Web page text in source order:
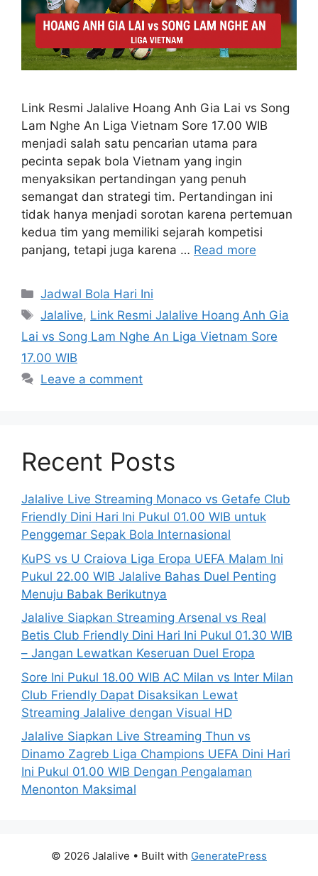
Link Resmi Jalalive Hoang Anh Gia Lai vs Song
Lam Nghe An Liga Vietnam Sore 17.00 WIB
menjadi salah satu pencarian utama para
pecinta sepak bola Vietnam yang ingin
menyaksikan pertandingan yang penuh
semangat dan strategi tim. Pertandingan ini
tidak hanya menjadi sorotan karena pertemuan
kedua tim yang memiliki sejarah kompetisi
panjang, tetapi juga karena … Read more
Categories
Jadwal Bola Hari Ini
Tags
Jalalive, Link Resmi Jalalive Hoang Anh Gia
Lai vs Song Lam Nghe An Liga Vietnam Sore
17.00 WIB
Leave a comment
Recent Posts
Jalalive Live Streaming Monaco vs Getafe Club
Friendly Dini Hari Ini Pukul 01.00 WIB untuk
Penggemar Sepak Bola Internasional
KuPS vs U Craiova Liga Eropa UEFA Malam Ini
Pukul 22.00 WIB Jalalive Bahas Duel Penting
Menuju Babak Berikutnya
Jalalive Siapkan Streaming Arsenal vs Real
Betis Club Friendly Dini Hari Ini Pukul 01.30 WIB
– Jangan Lewatkan Keseruan Duel Eropa
Sore Ini Pukul 18.00 WIB AC Milan vs Inter Milan
Club Friendly Dapat Disaksikan Lewat
Streaming Jalalive dengan Visual HD
Jalalive Siapkan Live Streaming Thun vs
Dinamo Zagreb Liga Champions UEFA Dini Hari
Ini Pukul 01.00 WIB Dengan Pengalaman
Menonton Maksimal
© 2026 Jalalive • Built with GeneratePress